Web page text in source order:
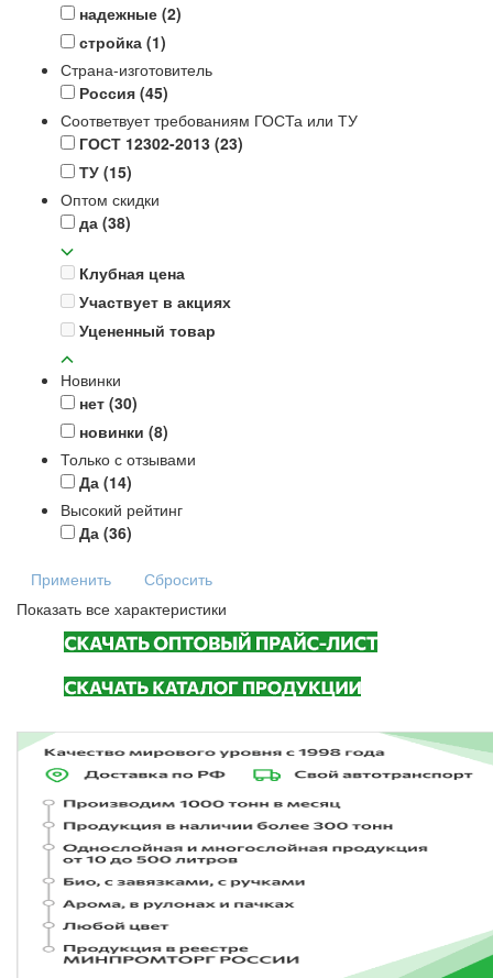
надежные (2)
стройка (1)
Страна-изготовитель
Россия (45)
Соответвует требованиям ГОСТа или ТУ
ГОСТ 12302-2013 (23)
ТУ (15)
Оптом скидки
да (38)
Клубная цена
Участвует в акциях
Уцененный товар
Новинки
нет (30)
новинки (8)
Только с отзывами
Да (14)
Высокий рейтинг
Да (36)
Применить
Сбросить
Показать все характеристики